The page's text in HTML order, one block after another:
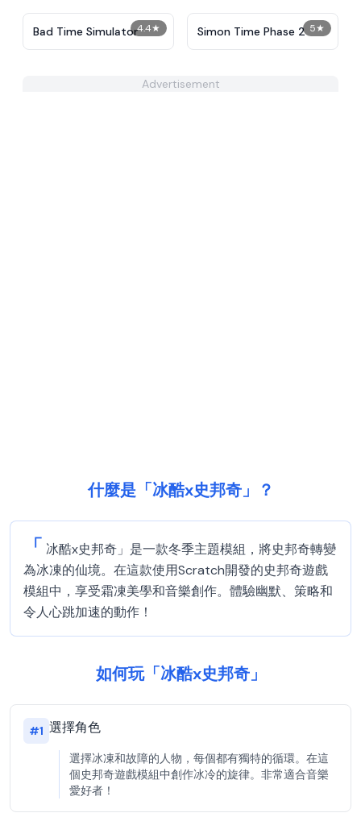
4.4★
Bad Time Simulator 5★
Simon Time Phase 2
Advertisement
什麼是「冰酷x史邦奇」？
「 冰酷x史邦奇」是一款冬季主題模組，將史邦奇轉變
為冰凍的仙境。在這款使用Scratch開發的史邦奇遊戲
模組中，享受霜凍美學和音樂創作。體驗幽默、策略和
令人心跳加速的動作！
如何玩「冰酷x史邦奇」
#1 選擇角色
選擇冰凍和故障的人物，每個都有獨特的循環。在這
個史邦奇遊戲模組中創作冰冷的旋律。非常適合音樂
愛好者！